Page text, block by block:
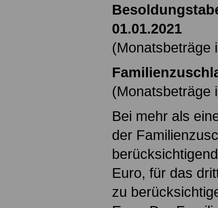
01.01.2021
(Monatsbeträge
(Monatsbeträge
Bei mehr als
der
Euro, für das
zu